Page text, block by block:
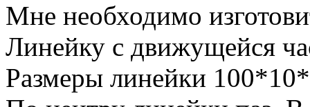
Мне необходимо
Линейку с движущейся
Размеры линейки